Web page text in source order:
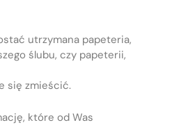
utrzymana papeteria,
ślubu, czy papeterii,
się zmieścić.
które od Was